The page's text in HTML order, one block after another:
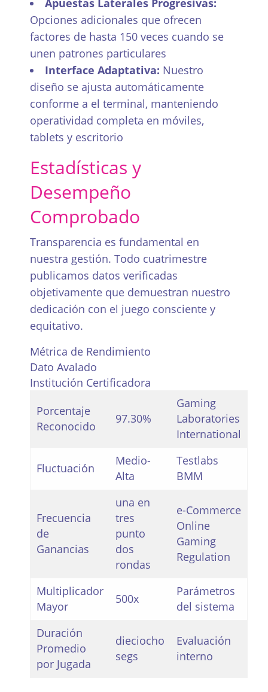
Opciones adicionales que ofrecen
factores de hasta 150 veces cuando se
unen patrones particulares
Interface Adaptativa: Nuestro
diseño se ajusta automáticamente
conforme a el terminal, manteniendo
operatividad completa en móviles,
tablets y escritorio
Estadísticas y
Desempeño
Comprobado
Transparencia es fundamental en
nuestra gestión. Todo cuatrimestre
publicamos datos verificadas
objetivamente que demuestran nuestro
dedicación con el juego consciente y
equitativo.
Métrica de Rendimiento
Dato Avalado
Institución Certificadora
Porcentaje
Reconocido
97.30%
Gaming
Laboratories
International
Fluctuación
Medio-
Alta
Testlabs
BMM
Frecuencia
de
Ganancias
una en
tres
punto
dos
rondas
e-Commerce
Online
Gaming
Regulation
Multiplicador
Mayor
500x
Parámetros
del sistema
Duración
Promedio
por Jugada
dieciocho
segs
Evaluación
interno